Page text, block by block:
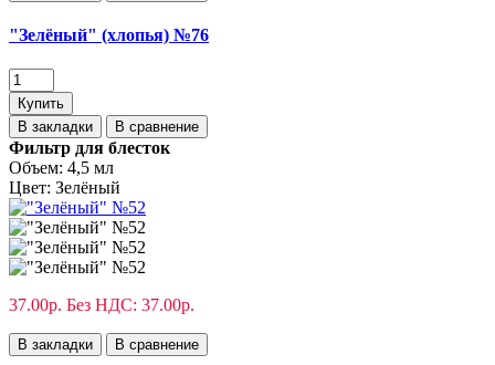
"Зелёный" (хлопья) №76
Купить
В закладки
В сравнение
Фильтр для блесток
Объем: 4,5 мл
Цвет: Зелёный
37.00р. Без НДС: 37.00р.
В закладки В сравнение